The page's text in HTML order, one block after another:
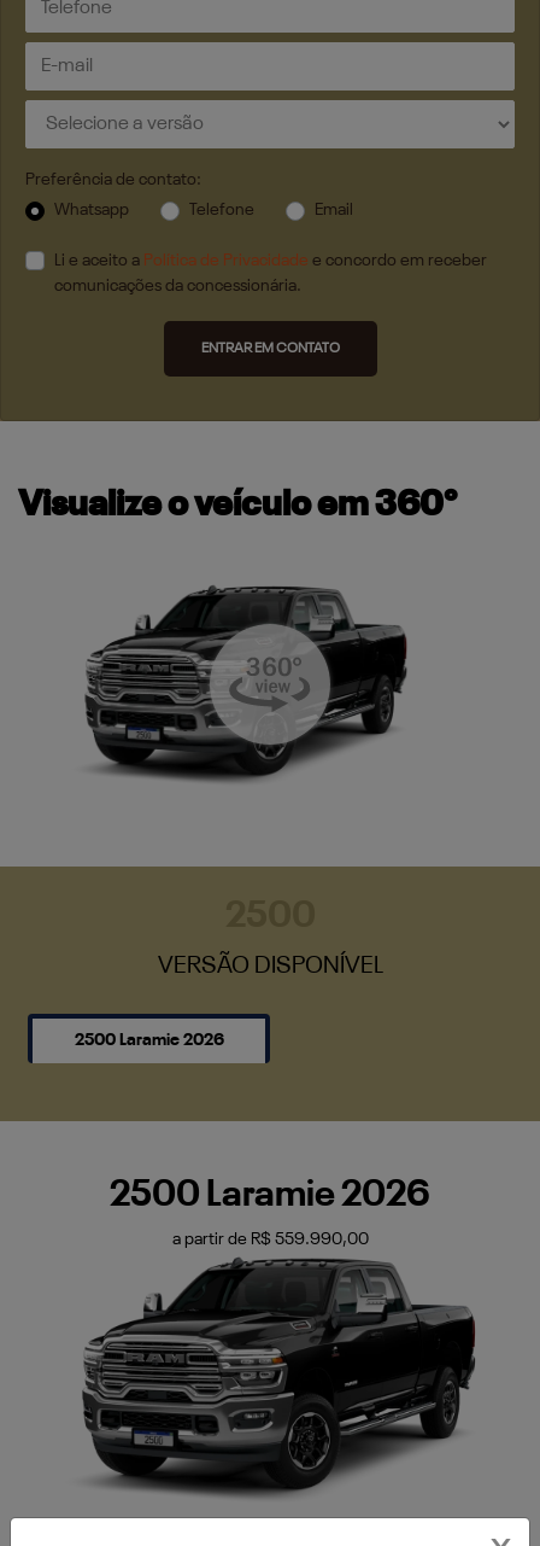
Preferência de contato:
Whatsapp
Telefone Email
Li e aceito a Política de Privacidade e concordo em receber
comunicações da concessionária.
ENTRAR EM CONTATO
Visualize o veículo em 360°
VERSÃO DISPONÍVEL
2500 Laramie 2026
2500 Laramie 2026
a partir de R$ 559.990,00